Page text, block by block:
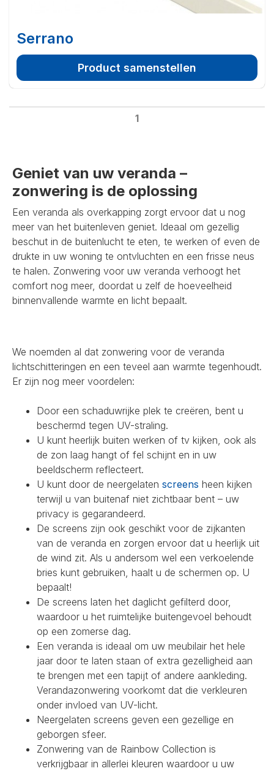
Serrano
Product samenstellen
1
Geniet van uw veranda –
zonwering is de oplossing
Een veranda als overkapping zorgt ervoor dat u nog
meer van het buitenleven geniet. Ideaal om gezellig
beschut in de buitenlucht te eten, te werken of even de
drukte in uw woning te ontvluchten en een frisse neus
te halen. Zonwering voor uw veranda verhoogt het
comfort nog meer, doordat u zelf de hoeveelheid
binnenvallende warmte en licht bepaalt.
We noemden al dat zonwering voor de veranda
lichtschitteringen en een teveel aan warmte tegenhoudt.
Er zijn nog meer voordelen:
Door een schaduwrijke plek te creëren, bent u
beschermd tegen UV-straling.
U kunt heerlijk buiten werken of tv kijken, ook als
de zon laag hangt of fel schijnt en in uw
beeldscherm reflecteert.
U kunt door de neergelaten screens heen kijken
terwijl u van buitenaf niet zichtbaar bent – uw
privacy is gegarandeerd.
De screens zijn ook geschikt voor de zijkanten
van de veranda en zorgen ervoor dat u heerlijk uit
de wind zit. Als u andersom wel een verkoelende
bries kunt gebruiken, haalt u de schermen op. U
bepaalt!
De screens laten het daglicht gefilterd door,
waardoor u het ruimtelijke buitengevoel behoudt
op een zomerse dag.
Een veranda is ideaal om uw meubilair het hele
jaar door te laten staan of extra gezelligheid aan
te brengen met een tapijt of andere aankleding.
Verandazonwering voorkomt dat die verkleuren
onder invloed van UV-licht.
Neergelaten screens geven een gezellige en
geborgen sfeer.
Zonwering van de Rainbow Collection is
verkrijgbaar in allerlei kleuren waardoor u uw